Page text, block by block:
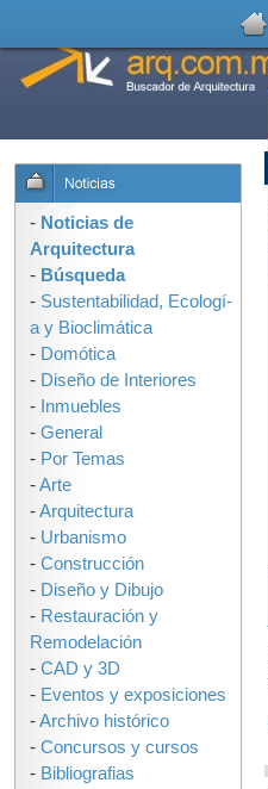
- Noticias de
Arquitectura
- Búsqueda
- Sustentabilidad, Ecologí­
a y Bioclimática
- Domótica
- Diseño de Interiores
- Inmuebles
- General
- Por Temas
-Arte
-Arquitectura
- Urbanismo
- Construcción
- Diseño y Dibujo
- Restauración y
Remodelación
- CAD y 3D
- Eventos y exposiciones
-Archivo histórico
- Concursos y cursos
- Bibliografias